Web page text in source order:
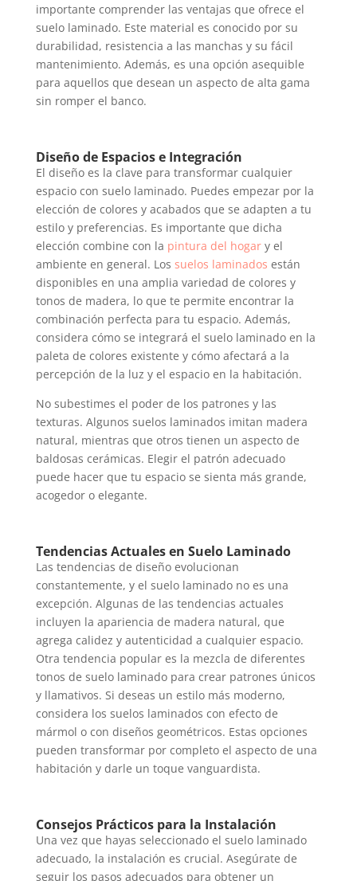
importante comprender las ventajas que ofrece el
suelo laminado. Este material es conocido por su
durabilidad, resistencia a las manchas y su fácil
mantenimiento. Además, es una opción asequible
para aquellos que desean un aspecto de alta gama
sin romper el banco.
Diseño de Espacios e Integración
El diseño es la clave para transformar cualquier
espacio con suelo laminado. Puedes empezar por la
elección de colores y acabados que se adapten a tu
estilo y preferencias. Es importante que dicha
elección combine con la pintura del hogary el
ambiente en general. Los suelos laminados están
disponibles en una amplia variedad de colores y
tonos de madera, lo que te permite encontrar la
combinación perfecta para tu espacio. Además,
considera cómo se integrará el suelo laminado en la
paleta de colores existente y cómo afectará a la
percepción de la luz y el espacio en la habitación.
No subestimes el poder de los patrones y las
texturas. Algunos suelos laminados imitan madera
natural, mientras que otros tienen un aspecto de
baldosas cerámicas. Elegir el patrón adecuado
puede hacer que tu espacio se sienta más grande,
acogedor o elegante.
Tendencias Actuales en Suelo Laminado
Las tendencias de diseño evolucionan
constantemente, y el suelo laminado no es una
excepción. Algunas de las tendencias actuales
incluyen la apariencia de madera natural, que
agrega calidez y autenticidad a cualquier espacio.
Otra tendencia popular es la mezcla de diferentes
tonos de suelo laminado para crear patrones únicos
y llamativos. Si deseas un estilo más moderno,
considera los suelos laminados con efecto de
mármol o con diseños geométricos. Estas opciones
pueden transformar por completo el aspecto de una
habitación y darle un toque vanguardista.
Consejos Prácticos para la Instalación
Una vez que hayas seleccionado el suelo laminado
adecuado, la instalación es crucial. Asegúrate de
seguir los pasos adecuados para obtener un